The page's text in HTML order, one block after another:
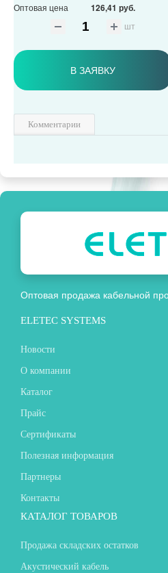
Оптовая цена 126,41 руб.
шт
В ЗАЯВКУ
Комментарии
Оптовая продажа кабельной
ELETEC SYSTEMS
Новости
О компании
Каталог
Прайс
Сертификаты
Полезная информация
Партнеры
Контакты
КАТАЛОГ ТОВАРОВ
Продажа складских остатков
Акустический кабель